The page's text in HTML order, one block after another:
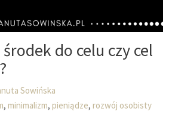
do celu czy cel
Sowińska
,minimalizm,pieniądze,rozwój osobisty